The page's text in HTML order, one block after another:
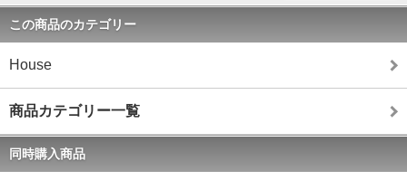
この商品のカテゴリー
House
商品カテゴリー一覧
同時購入商品